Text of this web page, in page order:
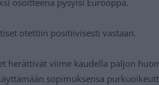
otettiin positiivisesti vastaan.
herättivät viime kaudella paljon
sopimuksensa